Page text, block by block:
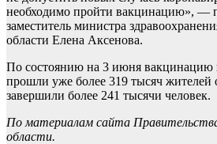
необходимо пройти вакцинацию», —
заместитель министра
области Елена Аксенова.
По состоянию на 3 июня
прошли уже более 319 тысяч жителей
завершили более 241 тысячи человек.
По материалам сайта
области.